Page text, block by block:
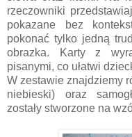
rzeczowniki
pokazane bez
pokonać tylko jedną
obrazka. Karty z
pisanymi, co ułatwi
W zestawie znajdziemy
niebieski) oraz
zostały stworzone na